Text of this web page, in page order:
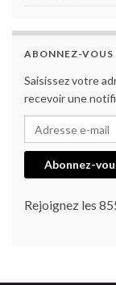
ABONNEZ-VOUS
Saisissez votre
recevoir une
Adresse e-mail
Abonnez-
Rejoignez les